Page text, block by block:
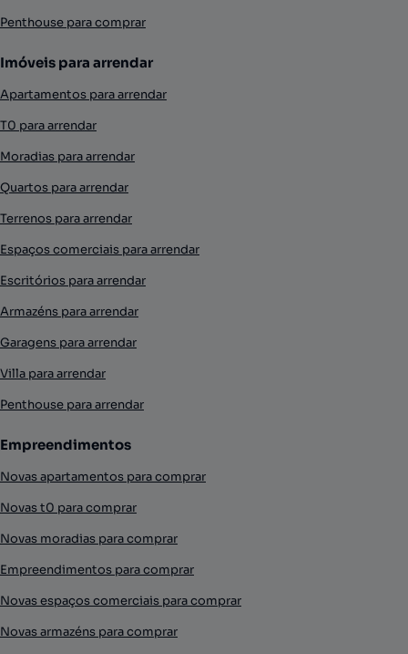
Penthouse para comprar
Imóveis para arrendar
Apartamentos para arrendar
T0 para arrendar
Moradias para arrendar
Quartos para arrendar
Terrenos para arrendar
Espaços comerciais para arrendar
Escritórios para arrendar
Armazéns para arrendar
Garagens para arrendar
Villa para arrendar
Penthouse para arrendar
Empreendimentos
Novas apartamentos para comprar
Novas t0 para comprar
Novas moradias para comprar
Empreendimentos para comprar
Novas espaços comerciais para comprar
Novas armazéns para comprar